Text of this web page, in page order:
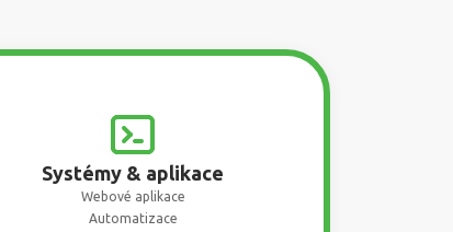
Systémy & aplikace
Webové aplikace
Automatizace